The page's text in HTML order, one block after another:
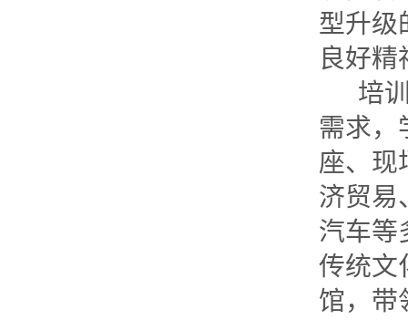
型升级
良好精
培
需求，
座、现
济贸易
汽车等
传统文
馆，带